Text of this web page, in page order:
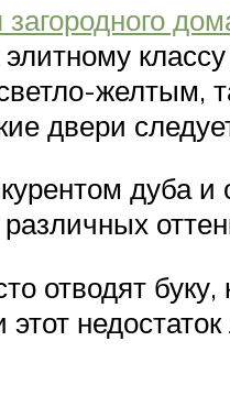
желтым,
двери
дуба
отводят